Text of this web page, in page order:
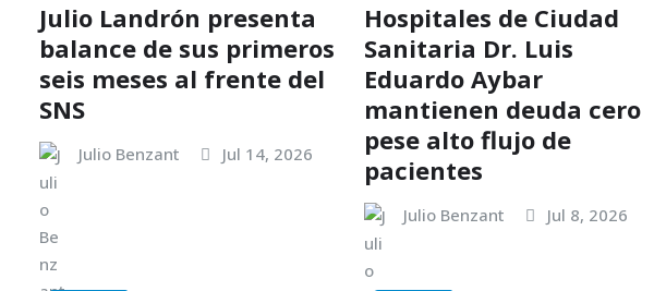
Julio Landrón presenta
balance de sus primeros
seis meses al frente del
SNS
Julio Benzant Jul 14, 2026
Hospitales de Ciudad
Sanitaria Dr. Luis
Eduardo Aybar
mantienen deuda cero
pese alto flujo de
pacientes
Julio Benzant Jul 8, 2026